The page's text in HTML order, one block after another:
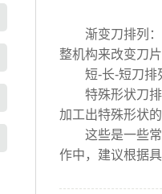
渐变刀排列：
整机构来改变刀
短-长-短刀排列
特殊形状刀排
加工出特殊形状的
这些是一些常
作中，建议根据